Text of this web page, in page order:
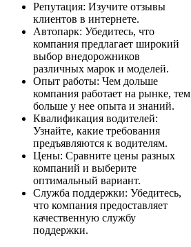
Репутация: Изучите отзывы
клиентов в интернете.
Автопарк: Убедитесь, что
компания предлагает широкий
выбор внедорожников
различных марок и моделей.
Опыт работы: Чем дольше
компания работает на рынке, тем
больше у нее опыта и знаний.
Квалификация водителей:
Узнайте, какие требования
предъявляются к водителям.
Цены: Сравните цены разных
компаний и выберите
оптимальный вариант.
Служба поддержки: Убедитесь,
что компания предоставляет
качественную службу
поддержки.